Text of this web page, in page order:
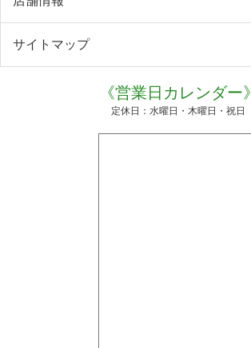
サイトマップ
《営業日カレンダー》
定休日：水曜日・木曜日・祝日